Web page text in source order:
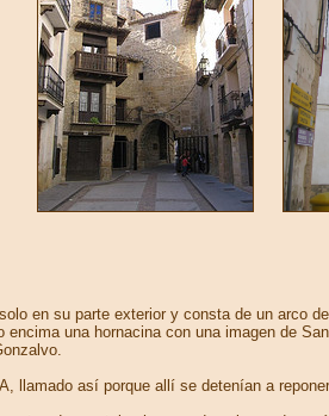
en su parte exterior y consta de un arco
una hornacina con una imagen de
llamado así porque allí se detenían a